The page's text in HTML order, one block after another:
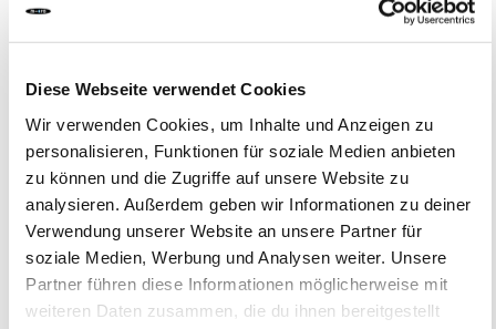
Diese Webseite verwendet Cookies
Wir verwenden Cookies, um Inhalte und Anzeigen zu
personalisieren, Funktionen für soziale Medien anbieten
zu können und die Zugriffe auf unsere Website zu
analysieren. Außerdem geben wir Informationen zu deiner
Verwendung unserer Website an unsere Partner für
soziale Medien, Werbung und Analysen weiter. Unsere
Partner führen diese Informationen möglicherweise mit
weiteren Daten zusammen, die du ihnen bereitgestellt
Micro Mobility Systems AG
Bahnhofstrasse 10
8700 Küsnacht
Switzerland
Tel+41 (0) 44 910 11 22
Fax+41 (0) 44 910 66 29
Micro Flagship Store
Poststrasse 37